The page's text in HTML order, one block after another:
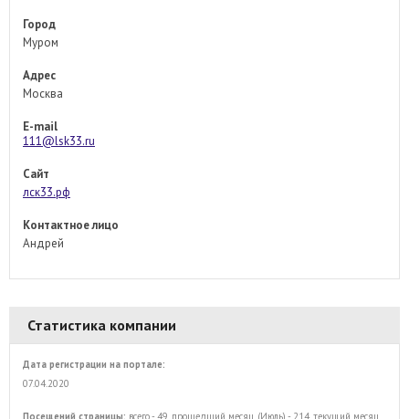
Город
Муром
Адрес
Москва
E-mail
111@lsk33.ru
Сайт
лск33.рф
Контактное лицо
Андрей
Статистика компании
Дата регистрации на портале:
07.04.2020
Посещений страницы: всего - 49, прошедший месяц (Июль) - 214, текущий месяц